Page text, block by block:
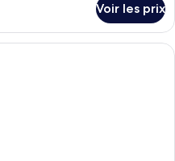
Voir les prix
Un lit double avec une tête de lit